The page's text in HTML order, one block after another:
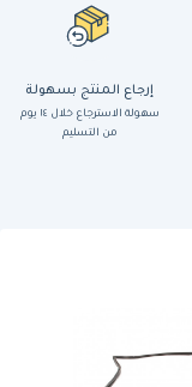
إرجاع المنتج بسهولة
سهولة الاسترجاع خلال ١٤ يوم
من التسليم